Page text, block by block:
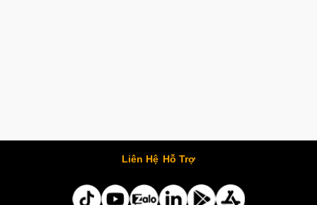
Liên Hệ Hỗ Trợ